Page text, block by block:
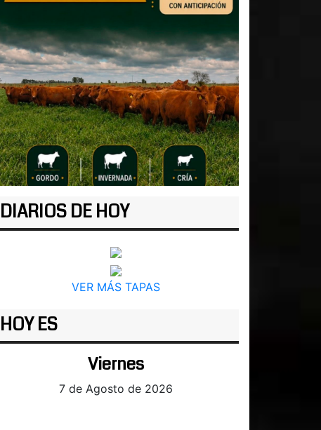
DIARIOS DE HOY
VER MÁS TAPAS
HOY ES
Viernes
7 de Agosto de 2026